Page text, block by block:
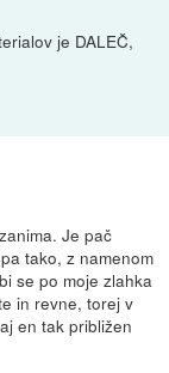
je DALEČ,
Je pač
tako, z namenom
se po moje zlahka
in revne, torej v
en tak približen